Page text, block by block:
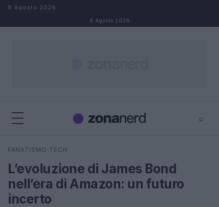
Salta al contenuto
8 Agosto 2026
8 Agosto 2026
⌕
Cerca
FANATISMO TECH
L’evoluzione di James Bond
nell’era di Amazon: un futuro
incerto